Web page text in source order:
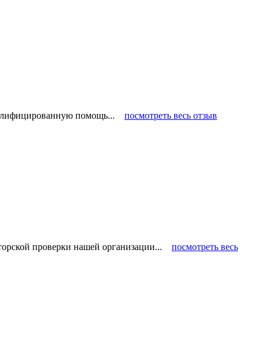
помощь... посмотреть весь отзыв
проверки нашей организации... посмотреть весь